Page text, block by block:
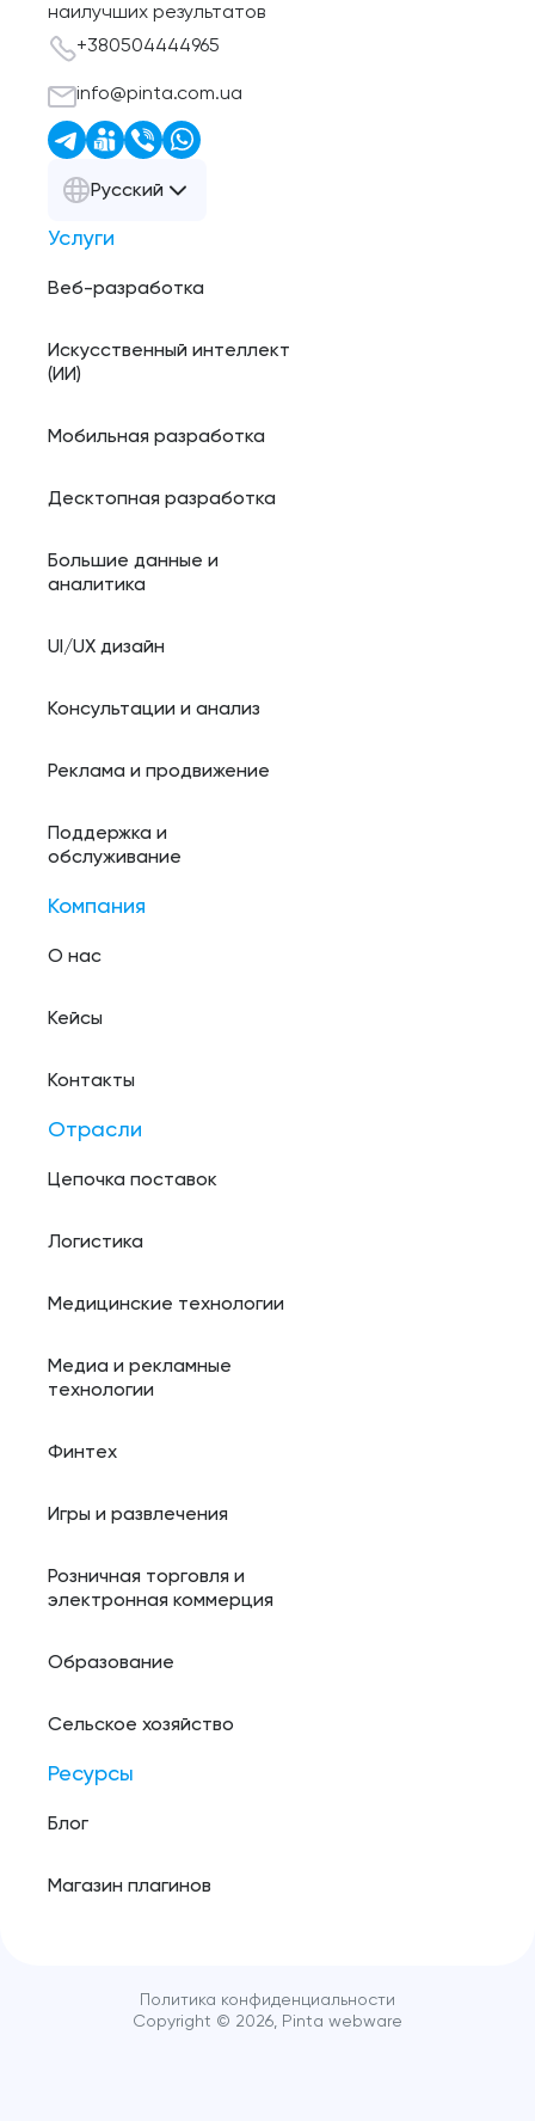
наилучших результатов
+380504444965
info@pinta.com.ua
Русский
Услуги
Веб-разработка
Искусственный интеллект
(ИИ)
Мобильная разработка
Десктопная разработка
Большие данные и
аналитика
UI/UX дизайн
Консультации и анализ
Реклама и продвижение
Поддержка и
обслуживание
Компания
О нас
Кейсы
Контакты
Отрасли
Цепочка поставок
Логистика
Медицинские технологии
Медиа и рекламные
технологии
Финтех
Игры и развлечения
Розничная торговля и
электронная коммерция
Образование
Сельское хозяйство
Ресурсы
Блог
Магазин плагинов
Copyright ©️ 2026, Pinta webware
Политика конфиденциальности